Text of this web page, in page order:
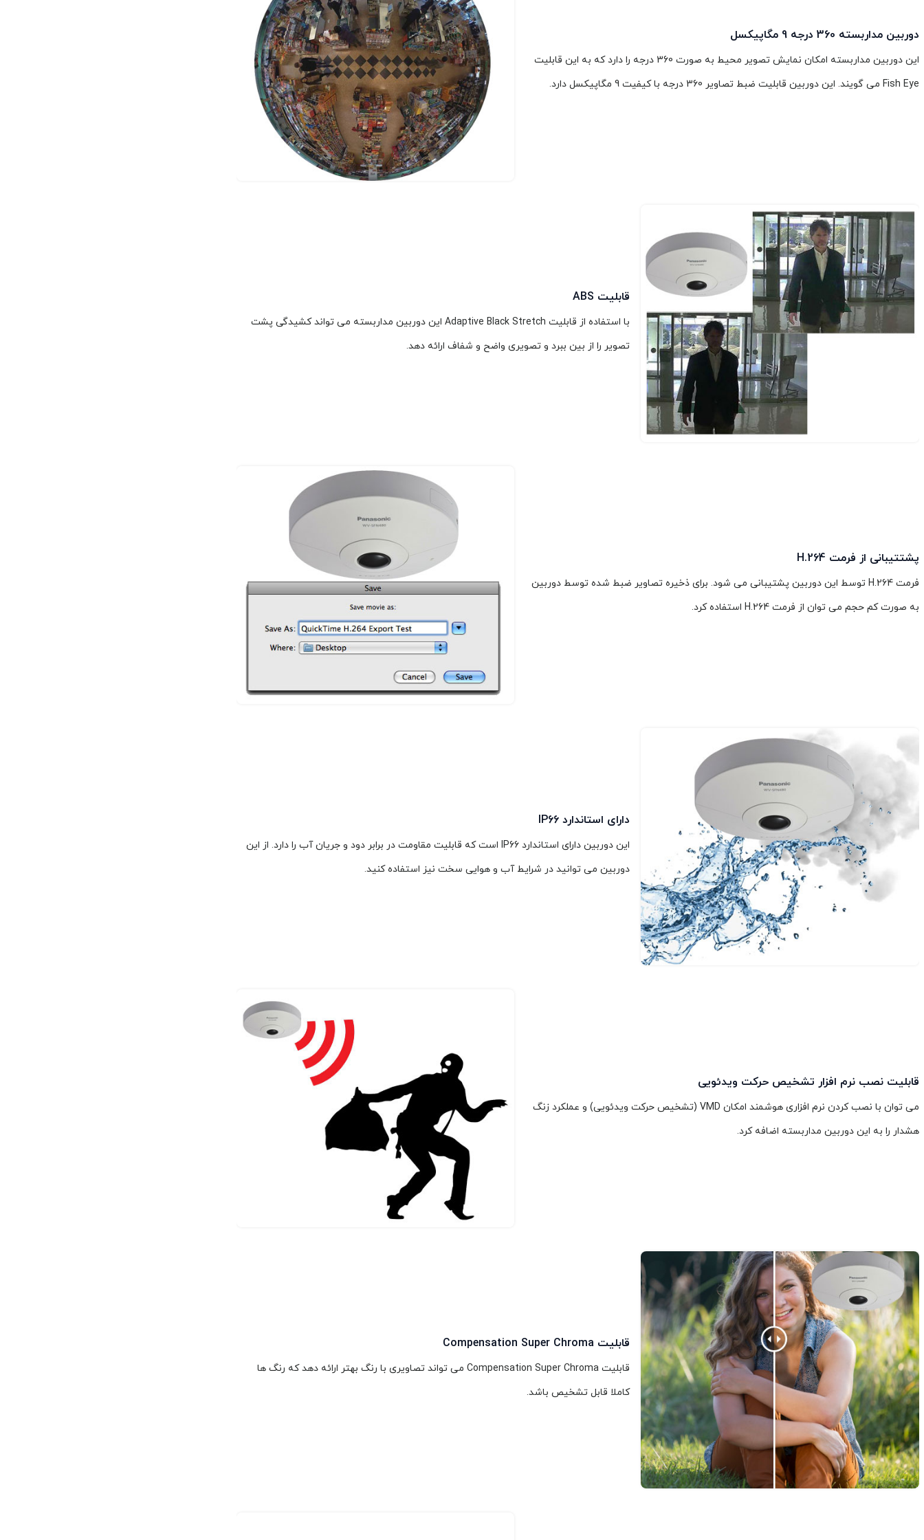
دوربین مداربسته 360 درجه 9 مگاپیکسل
این دوربین مداربسته امکان نمایش تصویر محیط به صورت 360 درجه را دارد که به این قابلیت
Fish Eye می گویند. این دوربین قابلیت ضبط تصاویر 360 درجه با کیفیت 9 مگاپیکسل دارد.
قابلیت ABS
با استفاده از قابلیت Adaptive Black Stretch این دوربین مداربسته می تواند کشیدگی پشت
تصویر را از بین ببرد و تصویری واضح و شفاف ارائه دهد.
پشتتیبانی از فرمت H.264
فرمت H.264 توسط این دوربین پشتیبانی می شود. برای ذخیره تصاویر ضبط شده توسط دوربین
به صورت کم حجم می توان از فرمت H.264 استفاده کرد.
دارای استاندارد IP66
این دوربین دارای استاندارد IP66 است که قابلیت مقاومت در برابر دود و جریان آب را دارد. از این
دوربین می توانید در شرایط آب و هوایی سخت نیز استفاده کنید.
قابلیت نصب نرم افزار تشخیص حرکت ویدئویی
می توان با نصب کردن نرم افزاری هوشمند امکان VMD (تشخیص حرکت ویدئویی) و عملکرد زنگ
هشدار را به این دوربین مداربسته اضافه کرد.
قابلیت Compensation Super Chroma
قابلیت Compensation Super Chroma می تواند تصاویری با رنگ بهتر ارائه دهد که رنگ ها
کاملا قابل تشخیص باشد.